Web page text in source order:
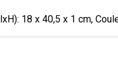
18 x 40,5 x 1 cm,